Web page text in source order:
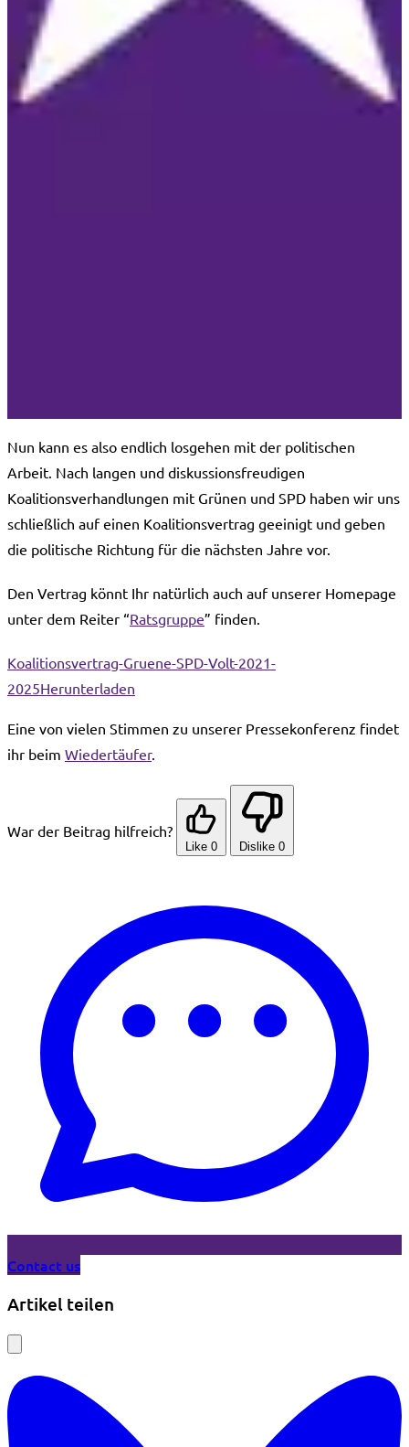
Nun kann es also endlich losgehen mit der politischen
Arbeit. Nach langen und diskussionsfreudigen
Koalitionsverhandlungen mit Grünen und SPD haben wir uns
schließlich auf einen Koalitionsvertrag geeinigt und geben
die politische Richtung für die nächsten Jahre vor.
Den Vertrag könnt Ihr natürlich auch auf unserer Homepage
unter dem Reiter “Ratsgruppe” finden.
Koalitionsvertrag-Gruene-SPD-Volt-2021-
2025Herunterladen
Eine von vielen Stimmen zu unserer Pressekonferenz findet
ihr beim Wiedertäufer.
War der Beitrag hilfreich?
Like 0 Dislike 0
Contact us
Artikel teilen